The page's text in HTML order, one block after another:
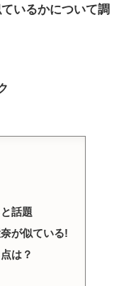
いるかについて調
話題
が似ている!
は？